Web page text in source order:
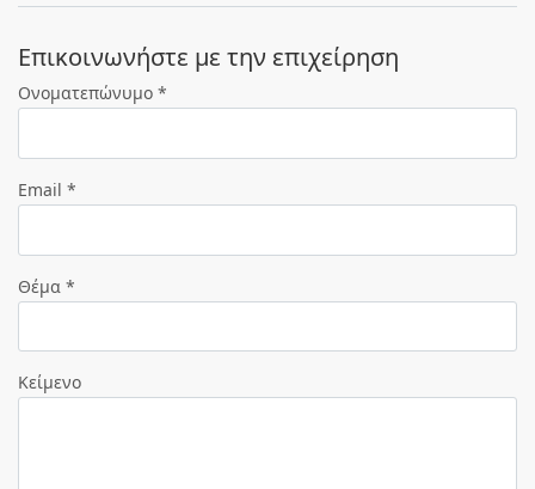
Eπικοινωνήστε με την επιχείρηση
Ονοματεπώνυμο *
Email *
Θέμα *
Κείμενο